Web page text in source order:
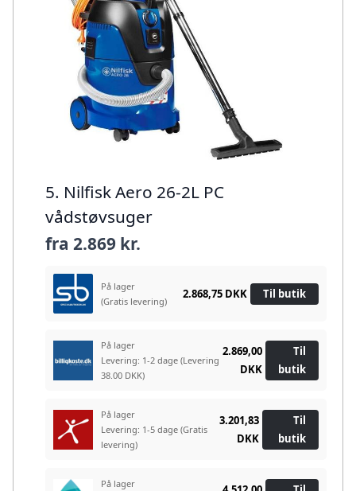
5. Nilfisk Aero 26-2L PC
vådstøvsuger
fra 2.869 kr.
På lager
(Gratis levering)
2.868,75 DKK Til butik
På lager
Levering: 1-2 dage (Levering
38.00 DKK)
2.869,00
DKK
Til
butik
På lager
Levering: 1-5 dage (Gratis
levering)
3.201,83
DKK
Til
butik
På lager